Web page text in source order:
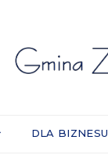
DLA BIZNESU